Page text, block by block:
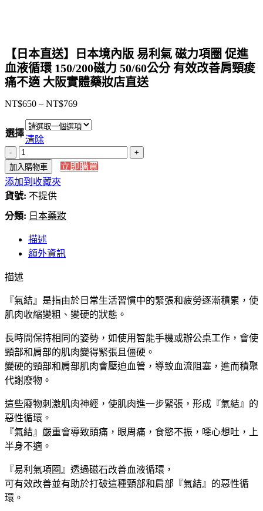
【日本直送】日本境內版 易利氣 磁力項圈 促進
血液循環 150/200磁力 50/60公分 有效改善肩頸痠
痛不適 大阪實體藥妝店直送
NT$650 – NT$769價
格
圍：
NT$650
到
選擇
清除
【日
本
直
送】
日
境
內
易
利
氣
力
項
圈
促
血
液
循
環
磁
力
50/60
加入購物車
立即購買
添加到收藏夾
貨號: 不提供
分類: 日本藥妝
描述
額外資訊
描述
『氣結』是指由於日常生活習慣中的緊張和疲勞逐漸積累，使
肌肉收縮變粗、變硬的狀態。
長時間保持相同的姿勢，如使用智能手機或辦公桌工作，會使
頸部和肩部的肌肉變得緊張且僵硬。
變硬的頸部和肩部肌肉會壓迫血管，導致血流阻塞，進而積聚
代謝廢物。
這些廢物刺激肌肉神經，使肌肉進一步緊張，形成『氣結』的
惡性循環。
『氣結』嚴重會導致頭痛，眼周痛，食慾不振，噁心想吐，上
半身不適。
『易利氣項圈』透過磁石改善血液循環，
可有效改善並有助於打破這種頸部和肩部『氣結』的惡性循
環。